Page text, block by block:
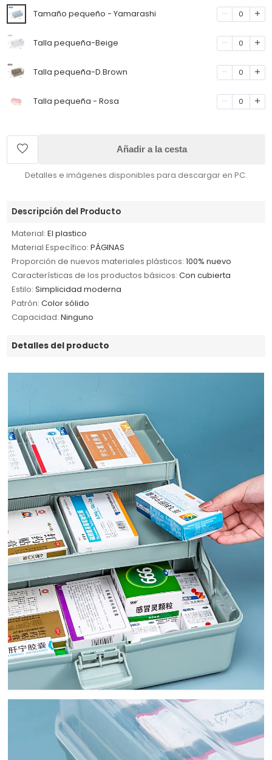
Tamaño pequeño - Yamarashi 0
Talla pequeña-Beige 0
Talla pequeña-D.Brown 0
Talla pequeña - Rosa 0
Añadir a la cesta
Detalles e imágenes disponibles para descargar en PC.
Descripción del Producto
Material: El plastico
Material Específico: PÁGINAS
Proporción de nuevos materiales plásticos: 100% nuevo
Características de los productos básicos: Con cubierta
Estilo: Simplicidad moderna
Patrón: Color sólido
Capacidad: Ninguno
Detalles del producto